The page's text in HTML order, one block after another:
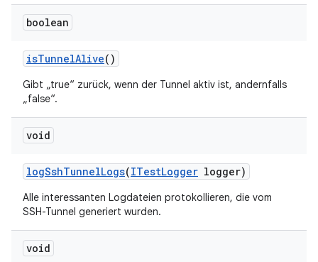
boolean
isTunnelAlive()
Gibt „true“ zurück, wenn der Tunnel aktiv ist, andernfalls
„false“.
void
logSshTunnelLogs(ITestLogger logger)
Alle interessanten Logdateien protokollieren, die vom
SSH-Tunnel generiert wurden.
void